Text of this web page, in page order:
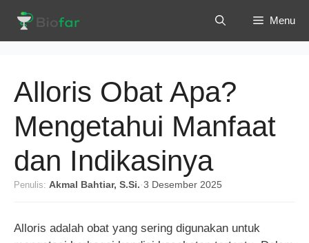
isi
Menu
Alloris Obat Apa?
Mengetahui Manfaat
dan Indikasinya
Penulis: Akmal Bahtiar, S.Si. ·3 Desember 2025
Alloris adalah obat yang sering digunakan untuk